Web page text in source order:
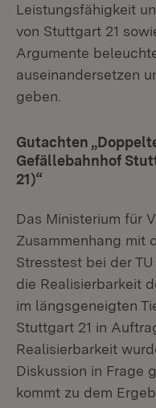
Leistungsfähigkeit
von Stuttgart 21
Argumente
auseinandersetzen
geben.
Gutachten
Gefällebahnhof
21)“
Das Ministerium für
Zusammenhang mit
Stresstest bei der
die Realisierbarkeit
im längsgeneigten
Stuttgart 21 in
Realisierbarkeit
Diskussion in Frage
kommt zu dem